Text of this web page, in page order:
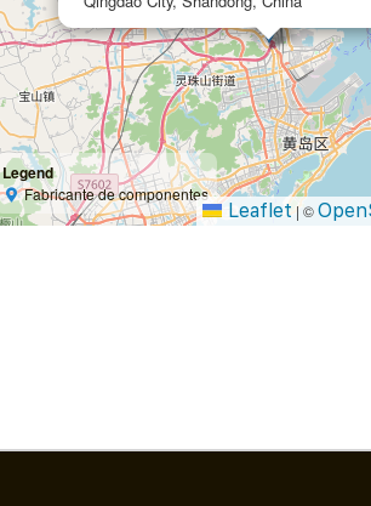
Legend
Fabricante de componentes
Leaflet |©